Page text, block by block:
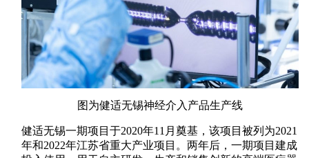
图为健适无锡神经介入产品生产线
健适无锡一期项目于2020年11月奠基，该项目被列为2021
年和2022年江苏省重大产业项目。两年后，一期项目建成